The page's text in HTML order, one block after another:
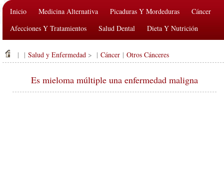
Inicio Medicina Alternativa Picaduras Y Mordeduras
Cáncer
Afecciones Y Tratamientos
Salud Dental
Dieta Y Nutrición
Salud Pública Y Seguridad
Cirugías Y Procedimientos Salud
| | Salud y Enfermedad > | Cáncer | Otros Cánceres
Es mieloma múltiple una enfermedad maligna